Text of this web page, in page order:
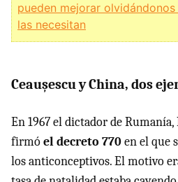
pueden mejorar
las necesitan
Ceaușescu y China, dos
En 1967 el dictador de Rumanía,
firmóel decreto 770en el que
los anticonceptivos. El motivo